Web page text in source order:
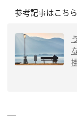
参考記事はこち